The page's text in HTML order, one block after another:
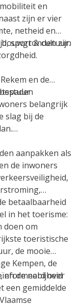
en
zijn er vier
netheid en
sport & cultuur.
zijn
en de
belangrijk
slag bij de
aanpakken als
de inwoners
betaalbaarheid
in het toerisme:
doen om
toeristische
de mooie
Kempen, de
en de nabijheid
over
een gemiddelde